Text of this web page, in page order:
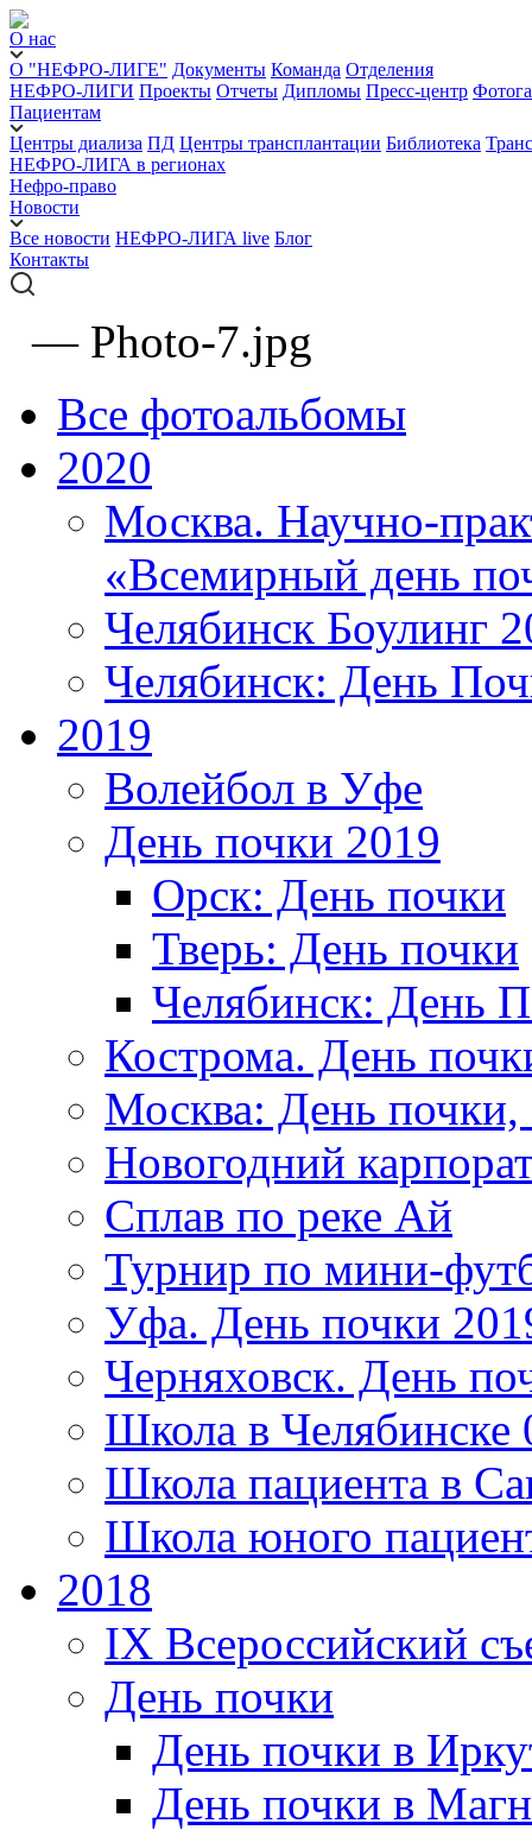
О нас
О "НЕФРО-ЛИГЕ" Документы Команда Отделения
НЕФРО-ЛИГИ Проекты Отчеты Дипломы Пресс-центр
Пациентам
Центры диализа ПД Центры трансплантации Библиотека
НЕФРО-ЛИГА в регионах
Нефро-право
Новости
Все новости НЕФРО-ЛИГА live Блог
Контакты
— Photo-7.jpg
Все фотоальбомы
2020
Москва. Научно-
«Всемирный день
Челябинск Боулинг
Челябинск: День
2019
Волейбол в Уфе
День почки 2019
Орск: День почки
Тверь: День почки
Челябинск: День
Кострома. День
Москва: День
Новогодний
Сплав по реке Ай
Турнир по мини-
Уфа. День почки
Черняховск. День
Школа в Челябинске
Школа пациента в
Школа юного
2018
IX Всероссийский
День почки
День почки в
День почки в